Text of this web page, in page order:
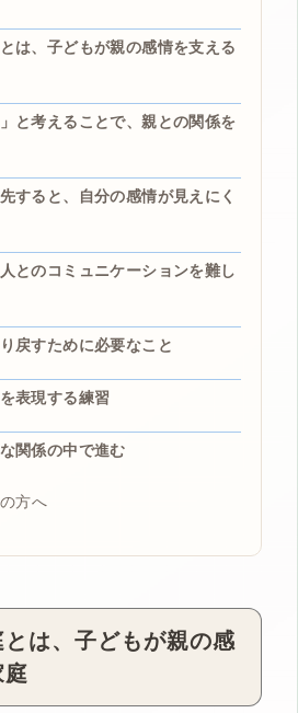
は、子どもが親の感情を支える
」と考えることで、親との関係を
すると、自分の感情が見えにく
とのコミュニケーションを難し
戻すために必要なこと
表現する練習
関係の中で進む
方へ
は、子どもが親の感
庭